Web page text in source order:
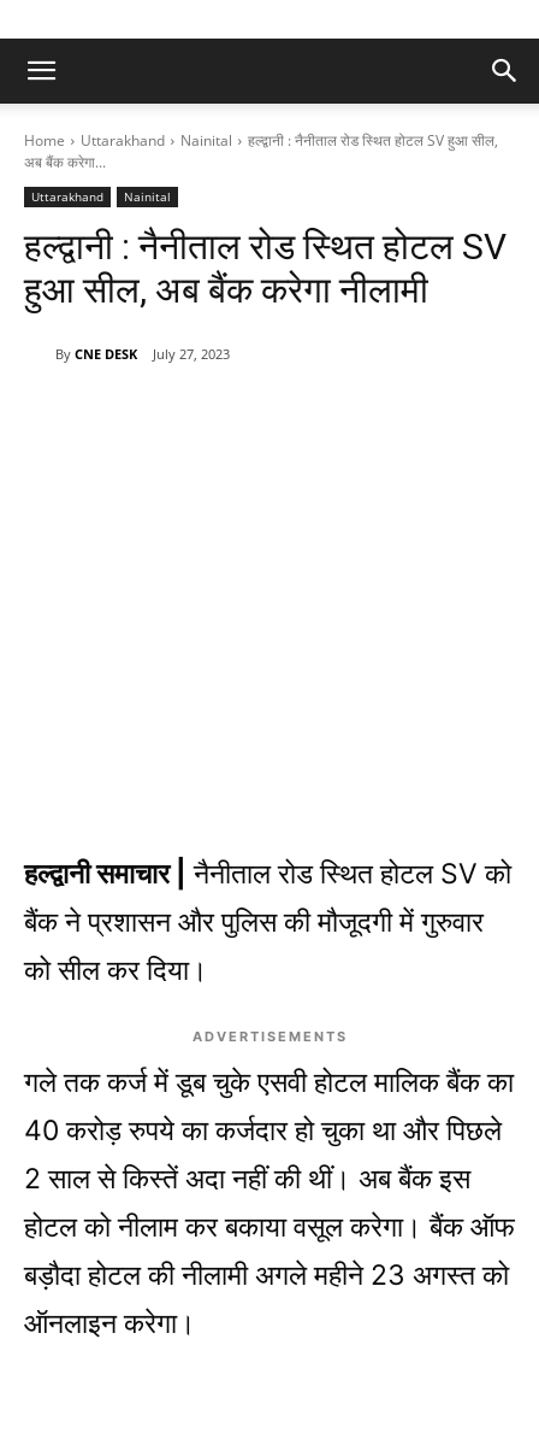
Home Uttarakhand Nainital
हल्द्वानी : नैनीताल रोड स्थित होटल SV हुआ सील,
अब बैंक करेगा...
Uttarakhand Nainital
हल्द्वानी : नैनीताल रोड स्थित होटल SV
हुआ सील, अब बैंक करेगा नीलामी
By CNE DESK July 27, 2023
हल्द्वानी समाचार |
नैनीताल रोड स्थित होटल SV को
बैंक ने प्रशासन और पुलिस की मौजूदगी में गुरुवार
को सील कर दिया।
ADVERTISEMENTS
गले तक कर्ज में डूब चुके एसवी होटल मालिक बैंक का
40 करोड़ रुपये का कर्जदार हो चुका था और पिछले
2 साल से किस्तें अदा नहीं की थीं। अब बैंक इस
होटल को नीलाम कर बकाया वसूल करेगा। बैंक ऑफ
बड़ौदा होटल की नीलामी अगले महीने 23 अगस्त को
ऑनलाइन करेगा।